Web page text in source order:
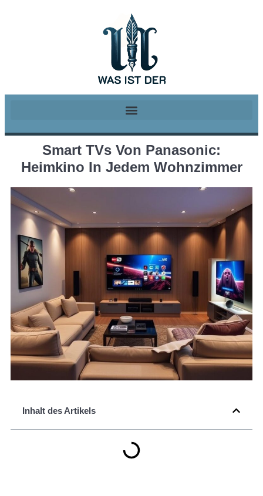
Smart TVs Von Panasonic:
Heimkino In Jedem Wohnzimmer
Inhalt des Artikels